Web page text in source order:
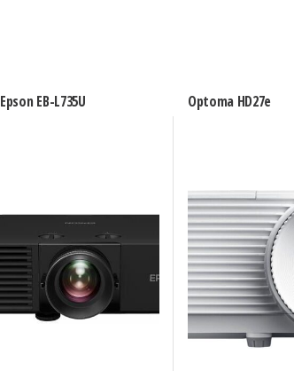
Epson EB-L735U Optoma HD27e